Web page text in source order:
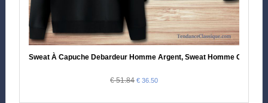
Sweat À Capuche Debardeur Homme Argent, Sweat Homme Original
€ 51.84 € 36.50